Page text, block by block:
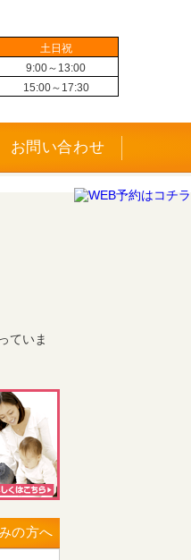
土日祝
9:00～13:00
15:00～17:30
お問い合わせ
ていま
の方へ